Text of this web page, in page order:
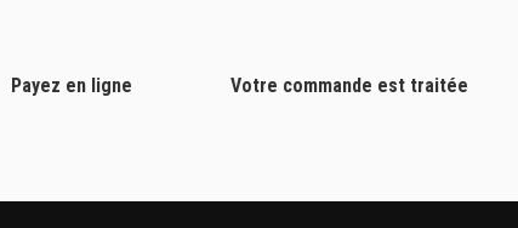
Payez en ligne Votre commande est traitée